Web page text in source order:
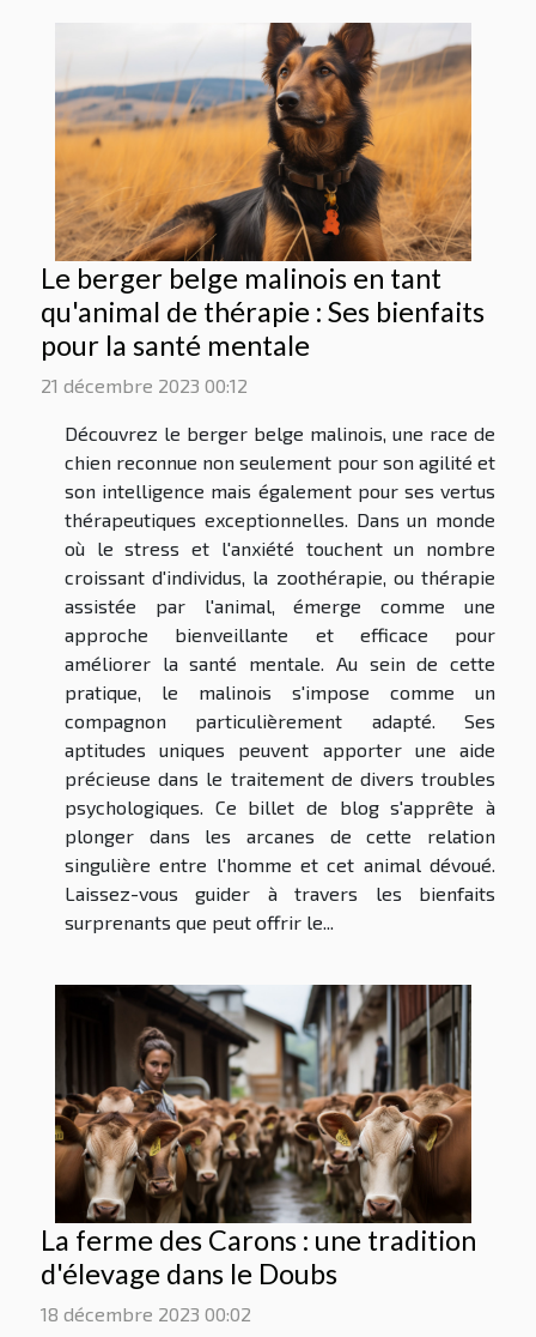
Le berger belge malinois en tant
qu'animal de thérapie : Ses bienfaits
pour la santé mentale
21 décembre 2023 00:12
Découvrez le berger belge malinois, une race de
chien reconnue non seulement pour son agilité et
son intelligence mais également pour ses vertus
thérapeutiques exceptionnelles. Dans un monde
où le stress et l'anxiété touchent un nombre
croissant d'individus, la zoothérapie, ou thérapie
assistée par l'animal, émerge comme une
approche bienveillante et efficace pour
améliorer la santé mentale. Au sein de cette
pratique, le malinois s'impose comme un
compagnon particulièrement adapté. Ses
aptitudes uniques peuvent apporter une aide
précieuse dans le traitement de divers troubles
psychologiques. Ce billet de blog s'apprête à
plonger dans les arcanes de cette relation
singulière entre l'homme et cet animal dévoué.
Laissez-vous guider à travers les bienfaits
surprenants que peut offrir le...
La ferme des Carons : une tradition
d'élevage dans le Doubs
18 décembre 2023 00:02